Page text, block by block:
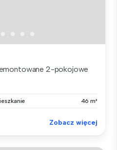
2-pokojowe
46 m²
Zobacz więcej